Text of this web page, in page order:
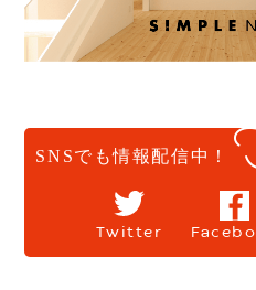
SNSでも情報配信中！
Twitter